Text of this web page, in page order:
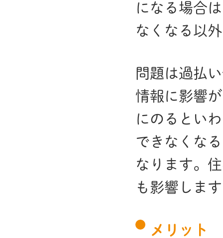
になる場合
なくなる以
問題は過払
情報に影響
にのるとい
できなくな
なります。
も影響しま
メリット